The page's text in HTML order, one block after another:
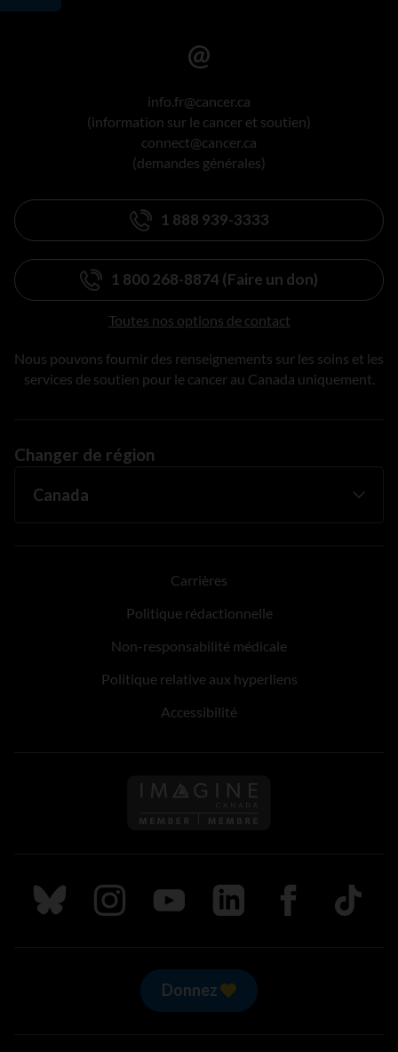
info.fr@cancer.ca
(information sur le cancer et soutien)
connect@cancer.ca
(demandes générales)
1 888 939-3333
1 800 268-8874 (Faire un don)
Toutes nos options de contact
Nous pouvons fournir des renseignements sur les soins et les
services de soutien pour le cancer au Canada uniquement.
Changer de région
Carrières
Politique rédactionnelle
Non-responsabilité médicale
Politique relative aux hyperliens
Accessibilité
Suivez nous sur Bluesky
Suivez nous sur Instagram
Suivez nous sur Youtube
Suivez nous sur LinkedIn
Suivez nous sur
TikTok
Donnez